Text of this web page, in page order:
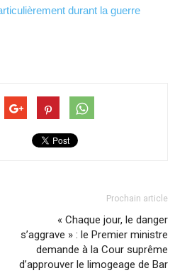
durant la guerre
Prochain article
« Chaque jour, le danger
s’aggrave » : le Premier ministre
demande à la Cour suprême
d’approuver le limogeage de Bar